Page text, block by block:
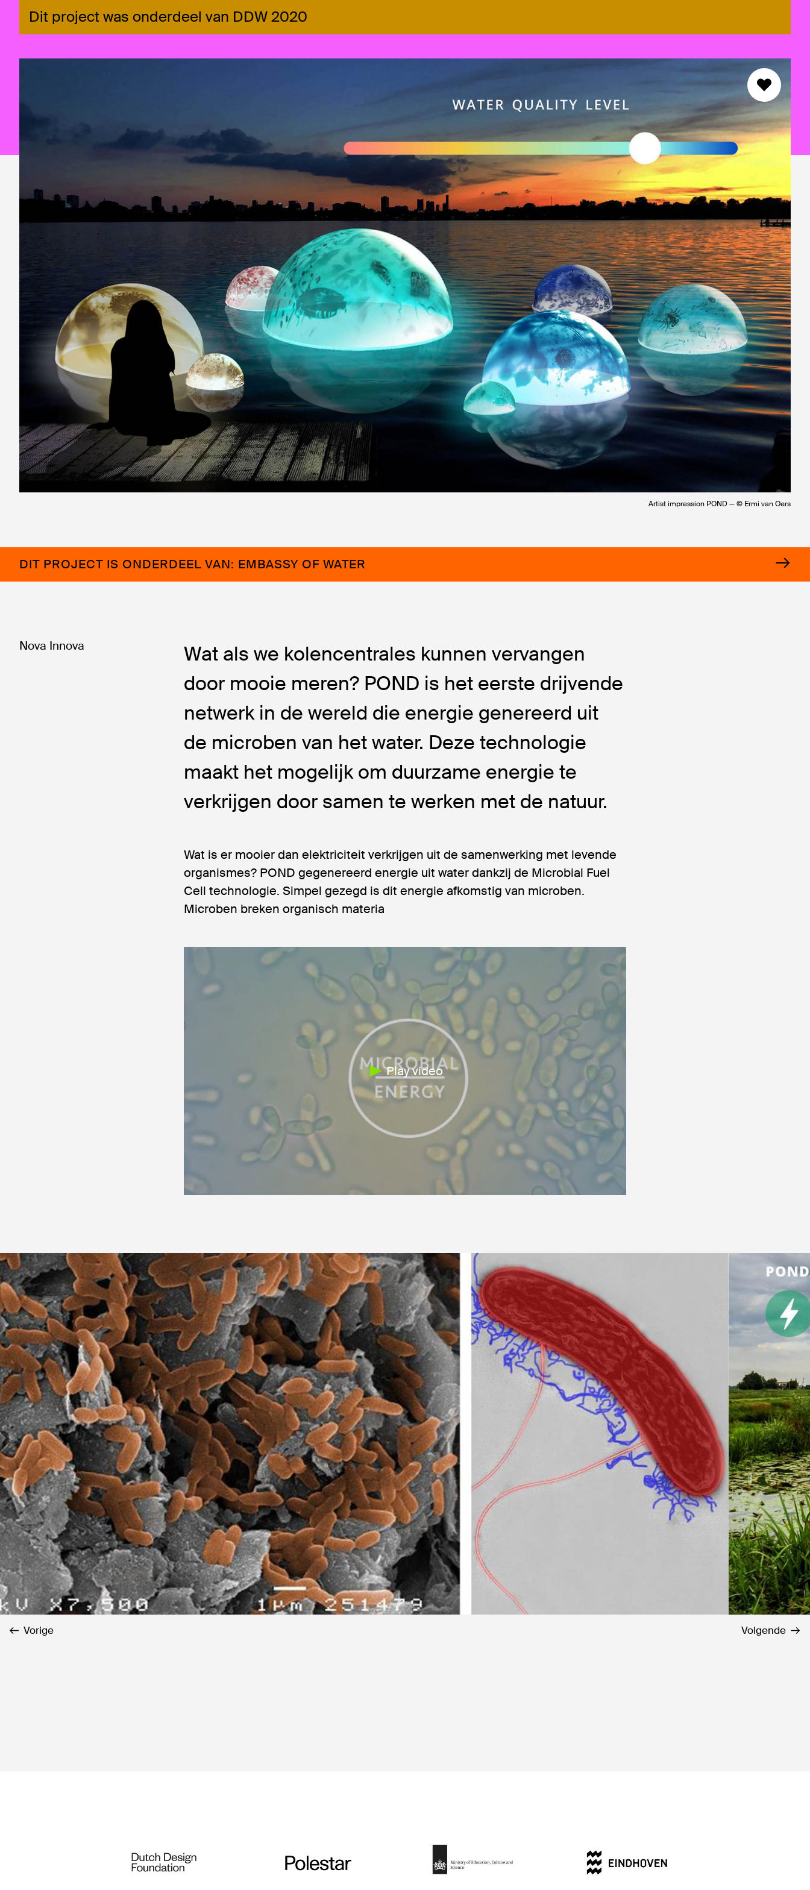
Dit project was onderdeel van DDW 2020
Artist impression POND — © Ermi van Oers
DIT PROJECT IS ONDERDEEL VAN: EMBASSY OF WATER
Nova Innova
Wat als we kolencentrales kunnen vervangen
door mooie meren? POND is het eerste drijvende
netwerk in de wereld die energie genereerd uit
de microben van het water. Deze technologie
maakt het mogelijk om duurzame energie te
verkrijgen door samen te werken met de natuur.
Wat is er mooier dan elektriciteit verkrijgen uit de samenwerking met levende
organismes? POND gegenereerd energie uit water dankzij de Microbial Fuel
Cell technologie. Simpel gezegd is dit energie afkomstig van microben.
Microben breken organisch materia
Play video
Vorige Volgende